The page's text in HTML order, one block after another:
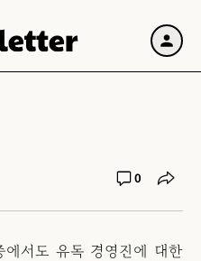
0
에서도 유독 경영진에 대한